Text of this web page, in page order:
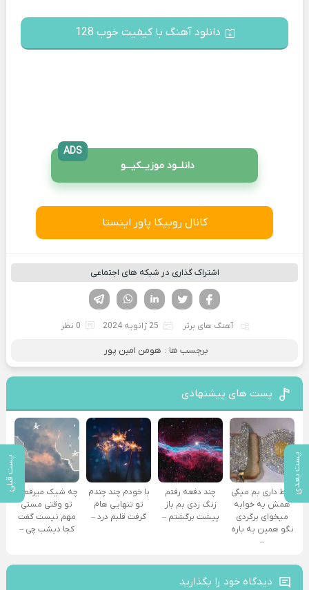
پست بعدی پست قبلی
دانلود آهنگ با کیفیت خوب 128
دانلــود موزیــکیـــو
ADS
کانال روبیکا پاور اینستا
اشتراک گذاری در شبکه های اجتماعی
لینکدین تویتر
فیسوک
آهنگ های برتر 25 ژانویه 2024 0 نظر
برچسب ها : هومن امین پور
پست های پیشنهادی
فقط داری بم میگی
همش یه خوابه
میخوای برگردی
نگو همین یه باره
–
چند دفعه رفتم
زنگ زدی بم باز
پیشت برگشتم –
با خودم چند چندم
تو تنهایی هام
گرفت قلبم درد –
چه شیک میرقصی
تو وقتی مستی
مهم نیست گفت
کجا دیشب چی –
دیدگاه خود را بگذارید